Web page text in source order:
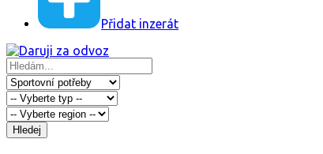
Přidat inzerát
Hledej